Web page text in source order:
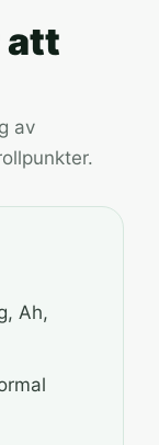
att
av
Ah,